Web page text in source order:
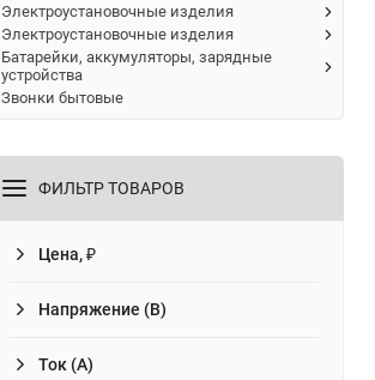
Электроустановочные изделия
Электроустановочные изделия
Батарейки, аккумуляторы, зарядные
устройства
Звонки бытовые
ФИЛЬТР ТОВАРОВ
Цена, ₽
Напряжение (В)
Ток (А)